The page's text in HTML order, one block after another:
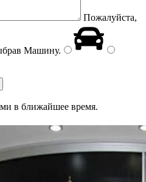
Пожалуйста,
Машину.
в ближайшее время.